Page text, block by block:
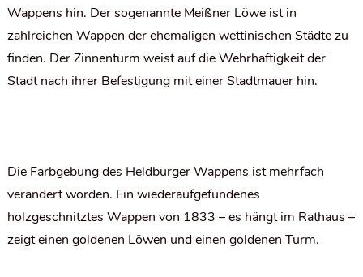
Wappens hin. Der sogenannte Meißner Löwe ist in
zahlreichen Wappen der ehemaligen wettinischen Städte zu
finden. Der Zinnenturm weist auf die Wehrhaftigkeit der
Stadt nach ihrer Befestigung mit einer Stadtmauer hin.
Die Farbgebung des Heldburger Wappens ist mehrfach
verändert worden. Ein wiederaufgefundenes
holzgeschnitztes Wappen von 1833 – es hängt im Rathaus –
zeigt einen goldenen Löwen und einen goldenen Turm.